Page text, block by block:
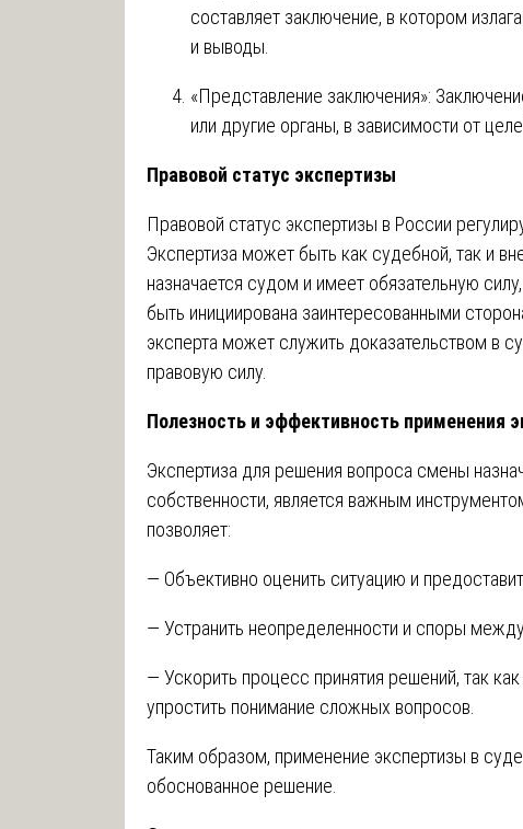
составляет заключение, в котором
и выводы.
«Представление заключения»:
или другие органы, в зависимости от
Правовой статус экспертизы
Правовой статус экспертизы в России
Экспертиза может быть как судебной, так и
назначается судом и имеет обязательную
быть инициирована заинтересованными
эксперта может служить доказательством в
правовую силу.
Полезность и эффективность применения
Экспертиза для решения вопроса смены
собственности, является важным
позволяет:
— Объективно оценить ситуацию и
— Устранить неопределенности и споры
— Ускорить процесс принятия решений, так
упростить понимание сложных вопросов.
Таким образом, применение экспертизы в
обоснованное решение.